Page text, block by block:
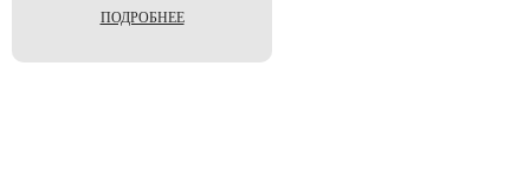
ПОДРОБНЕЕ